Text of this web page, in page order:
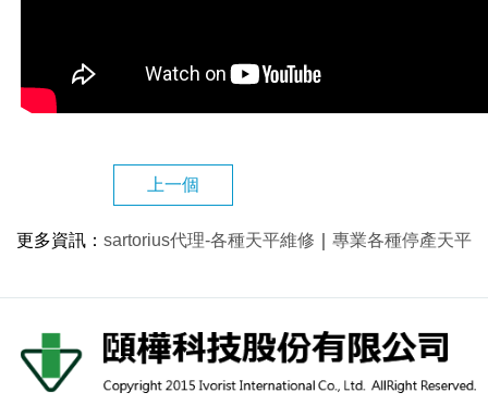
上一個
更多資訊 ： sartorius代理-各種天平維修 專業各種停產天平